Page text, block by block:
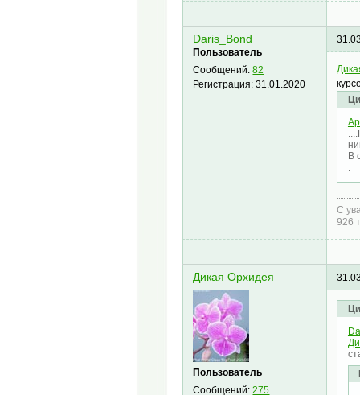
Daris_Bond
Пользователь
Сообщений:82
Регистрация:31.01.2020
В
.
С
926
Дикая Орхидея
Пользователь
Сообщений:275